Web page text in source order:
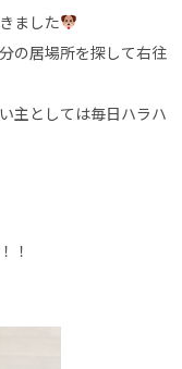
ました
の居場所を探して右往
主としては毎日ハラハ
！